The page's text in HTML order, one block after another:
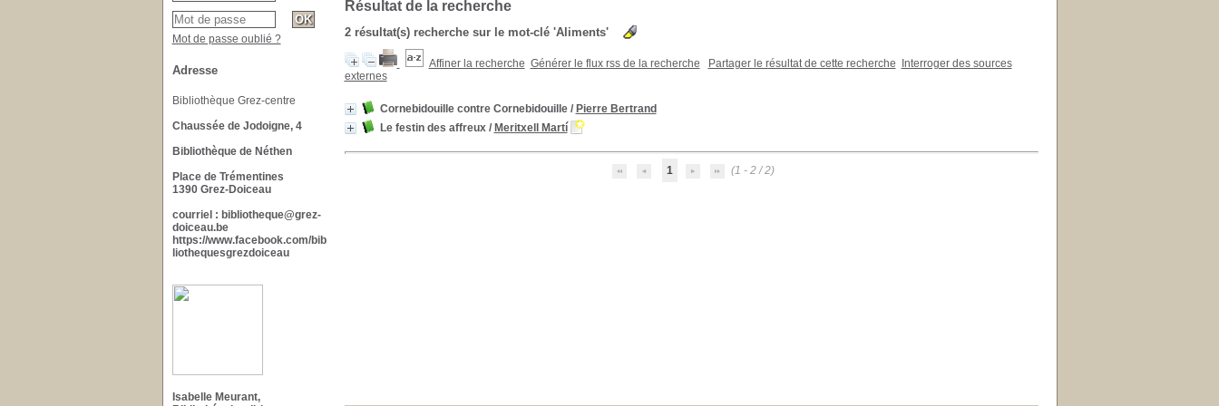
Résultat de la recherche
2 résultat(s) recherche sur le mot-clé 'Aliments'
Affiner la recherche Générer le flux rss de la recherche Partager le résultat de cette recherche
Interroger des sources
externes
Cornebidouille contre Cornebidouille/ Pierre Bertrand
Le festin des affreux/ Meritxell Martí
1 (1 - 2 / 2)
Mot de passe oublié ?
Adresse
Bibliothèque Grez-centre
Chaussée de Jodoigne, 4
Bibliothèque de Néthen
Place de Trémentines
1390 Grez-Doiceau
courriel : bibliotheque@grez-
doiceau.be
https://www.facebook.com/bib
liothequesgrezdoiceau
Isabelle Meurant,